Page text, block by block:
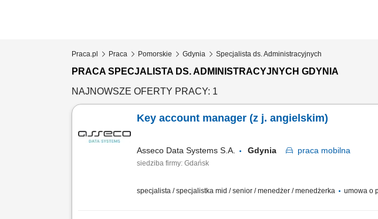
Praca.pl Praca Pomorskie Gdynia Specjalista ds. Administracyjnych
PRACA SPECJALISTA DS. ADMINISTRACYJNYCH GDYNIA
NAJNOWSZE OFERTY PRACY: 1
Key account manager (z j. angielskim)
Asseco Data Systems S.A. Gdynia praca mobilna
siedziba firmy: Gdańsk
specjalista / specjalistka mid / senior / menedżer / menedżerka umowa o